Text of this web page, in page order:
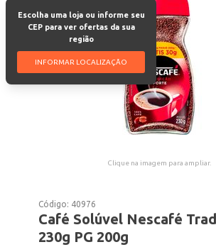
Escolha uma loja ou informe seu
CEP para ver ofertas da sua
região
INFORMAR LOCALIZAÇÃO
Clique na imagem para ampliar.
Código: 40976
Café Solúvel Nescafé
230g PG 200g